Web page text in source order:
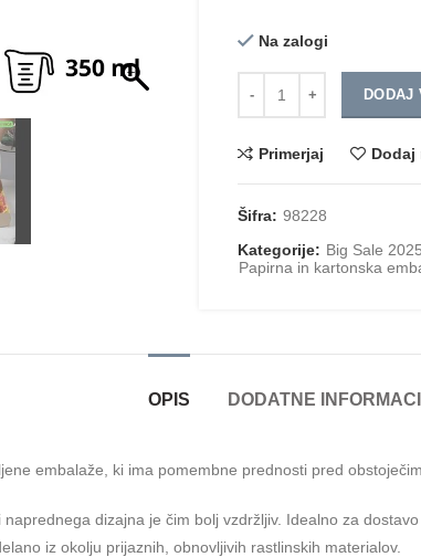
Na zalogi
DODAJ
Primerjaj Dodaj
Šifra: 98228
Kategorije: Big Sale 2025
Papirna in kartonska
OPIS DODATNE
embalaže, ki ima pomembne prednosti pred
dizajna je čim bolj vzdržljiv. Idealno za
iz okolju prijaznih, obnovljivih rastlinskih materialov.